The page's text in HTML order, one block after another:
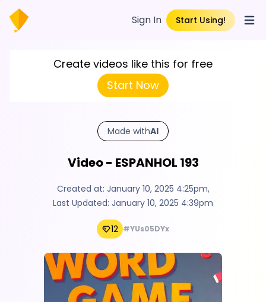
Sign In Start Using!
Create videos like this for free
Start Now
Made withAI
Video - ESPANHOL 193
Created at: January 10, 2025 4:25pm,
Last Updated: January 10, 2025 4:39pm
12 #YUs05DYx